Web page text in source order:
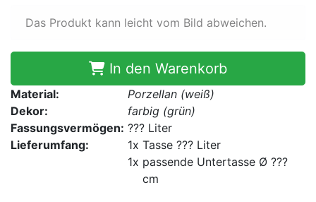
Das Produkt kann leicht vom Bild abweichen.
In den Warenkorb
Material:
Porzellan (weiß)
Dekor:
farbig (grün)
Fassungsvermögen: ??? Liter
Lieferumfang:
1x Tasse ??? Liter
1x passende Untertasse Ø ???
cm